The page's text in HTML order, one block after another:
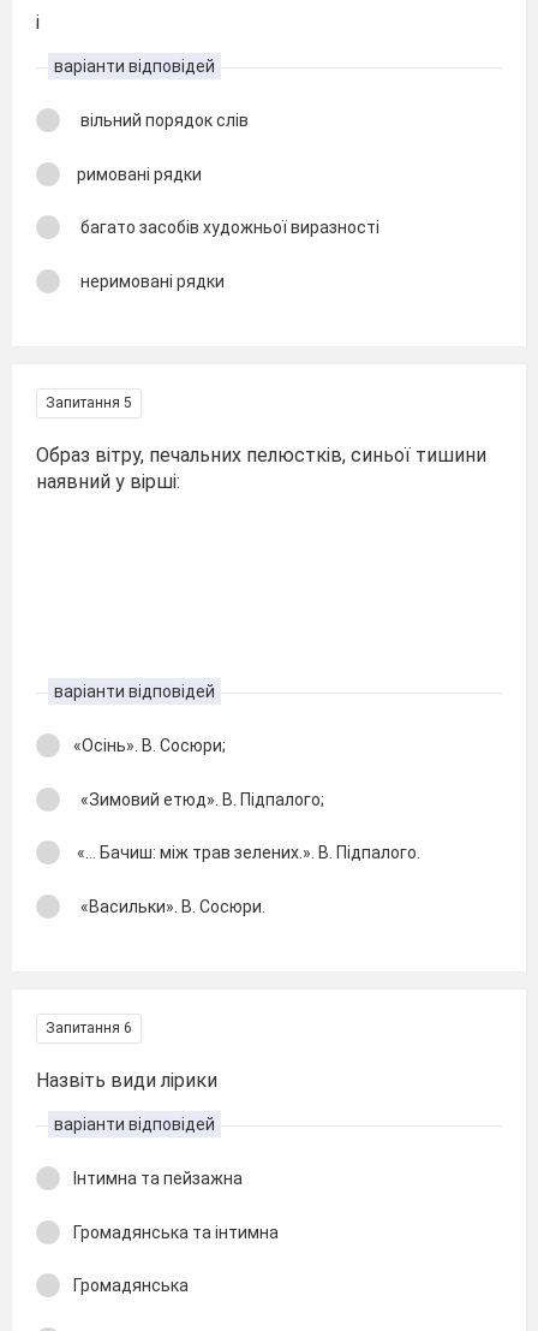
і
варіанти відповідей
вільний порядок слів
римовані рядки
багато засобів художньої виразності
неримовані рядки
Запитання 5
Образ вітру, печальних пелюстків, синьої тишини
наявний у вірші:
варіанти відповідей
«Осінь». В. Сосюри;
«Зимовий етюд». В. Підпалого;
«… Бачиш: між трав зелених.». В. Підпалого.
«Васильки». В. Сосюри.
Запитання 6
Назвіть види лірики
варіанти відповідей
Інтимна та пейзажна
Громадянська та інтимна
Громадянська